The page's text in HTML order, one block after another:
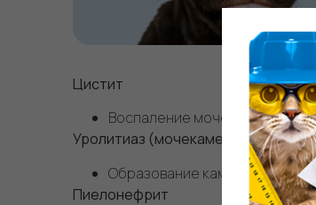
Цистит
Воспаление мочевого
Уролитиаз (мочекаменная
Образование камней и
Пиелонефрит